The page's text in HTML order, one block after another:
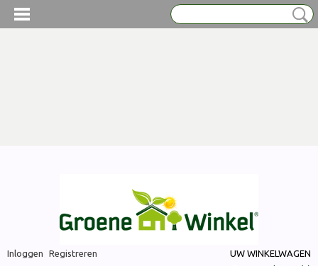
Inloggen Registreren
UW WINKELWAGEN